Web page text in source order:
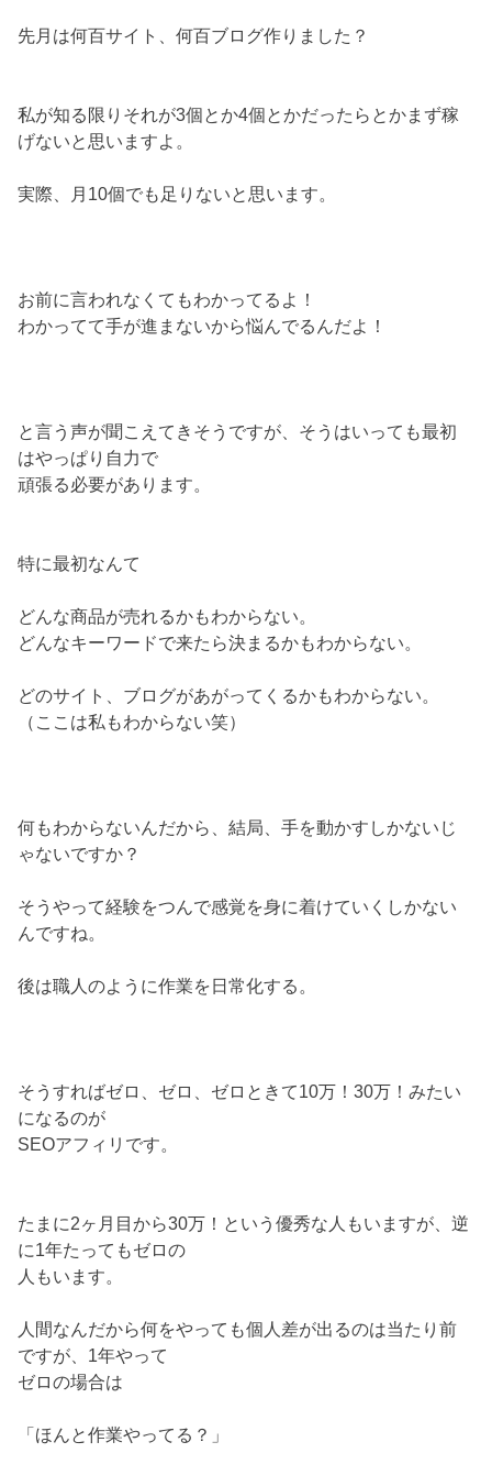
先月は何百サイト、何百ブログ作りました？
私が知る限りそれが3個とか4個とかだったらとかまず稼
げないと思いますよ。
実際、月10個でも足りないと思います。
お前に言われなくてもわかってるよ！
わかってて手が進まないから悩んでるんだよ！
と言う声が聞こえてきそうですが、そうはいっても最初
はやっぱり自力で
頑張る必要があります。
特に最初なんて
どんな商品が売れるかもわからない。
どんなキーワードで来たら決まるかもわからない。
どのサイト、ブログがあがってくるかもわからない。
（ここは私もわからない笑）
何もわからないんだから、結局、手を動かすしかないじ
ゃないですか？
そうやって経験をつんで感覚を身に着けていくしかない
んですね。
後は職人のように作業を日常化する。
そうすればゼロ、ゼロ、ゼロときて10万！30万！みたい
になるのが
SEOアフィリです。
たまに2ヶ月目から30万！という優秀な人もいますが、逆
に1年たってもゼロの
人もいます。
人間なんだから何をやっても個人差が出るのは当たり前
ですが、1年やって
ゼロの場合は
「ほんと作業やってる？」